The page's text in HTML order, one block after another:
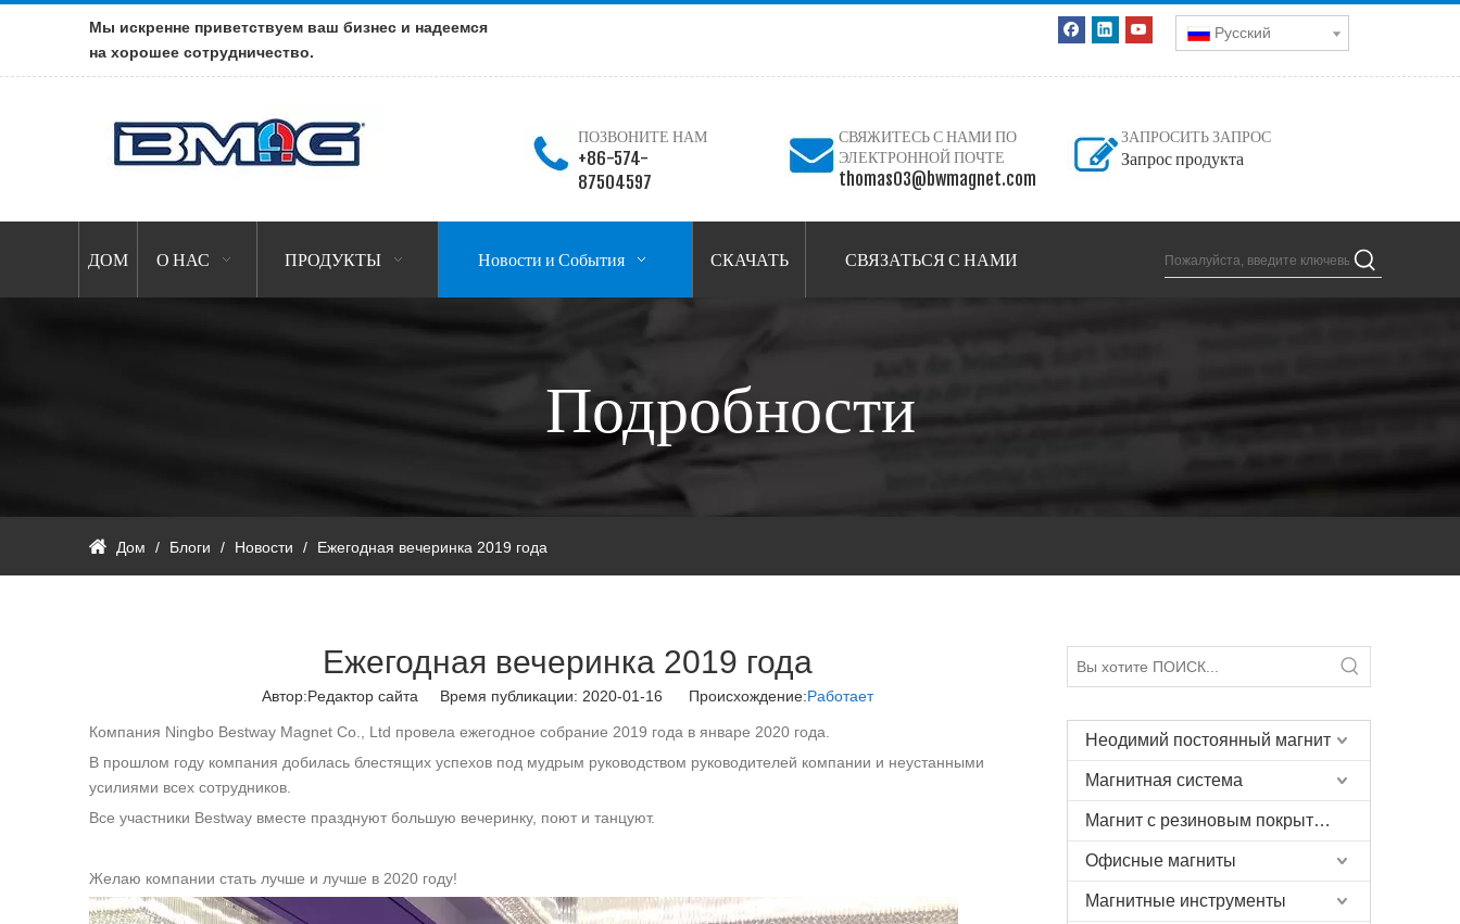
Мы искренне приветствуем ваш бизнес и надеемся
на хорошее сотрудничество.
Pусский
ПОЗВОНИТЕ НАМ
+86-574-
87504597
СВЯЖИТЕСЬ С НАМИ ПО
ЭЛЕКТРОННОЙ ПОЧТЕ
thomas03@bwmagnet.com
ЗАПРОСИТЬ ЗАПРОС
Запрос продукта
ДОМ О НАС ПРОДУКТЫ Новости и События СКАЧАТЬ СВЯЗАТЬСЯ С НАМИ
Подробности
Дом / Блоги / Новости / Ежегодная вечеринка 2019 года
Ежегодная вечеринка 2019 года
Автор:Pедактор сайта Время публикации: 2020-01-16 Происхождение:Работает
Компания Ningbo Bestway Magnet Co., Ltd провела ежегодное собрание 2019 года в январе 2020 года.
В прошлом году компания добилась блестящих успехов под мудрым руководством руководителей компании и неустанными
усилиями всех сотрудников.
Все участники Bestway вместе празднуют большую вечеринку, поют и танцуют.
Желаю компании стать лучше и лучше в 2020 году!
Неодимий постоянный магнит
Магнитная система
Магнит с резиновым покрытием
Офисные магниты
Магнитные инструменты